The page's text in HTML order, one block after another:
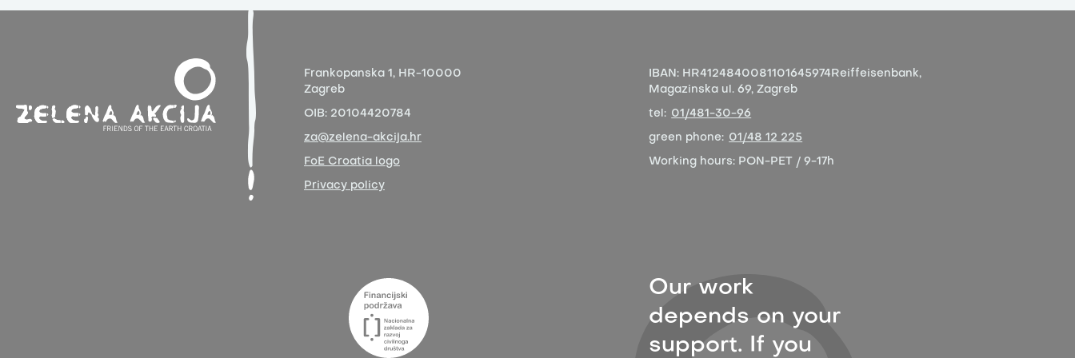
Frankopanska 1, HR-10000
Zagreb
OIB: 20104420784
za@zelena-akcija.hr
FoE Croatia logo
Privacy policy
IBAN: HR4124840081101645974 Reiffeisenbank,
Magazinska ul. 69, Zagreb
tel: 01/481-30-96
green phone: 01/48 12 225
Working hours: PON-PET / 9-17h
Our work
depends on your
support. If you